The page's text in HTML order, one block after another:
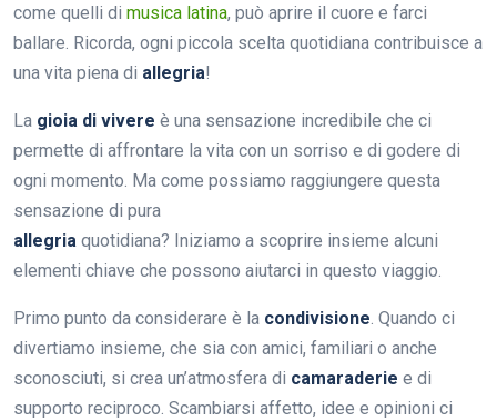
come quelli di musica latina, può aprire il cuore e farci
ballare. Ricorda, ogni piccola scelta quotidiana contribuisce a
una vita piena di allegria!
La gioia di vivere è una sensazione incredibile che ci
permette di affrontare la vita con un sorriso e di godere di
ogni momento. Ma come possiamo raggiungere questa
sensazione di pura
allegria quotidiana? Iniziamo a scoprire insieme alcuni
elementi chiave che possono aiutarci in questo viaggio.
Primo punto da considerare è la condivisione. Quando ci
divertiamo insieme, che sia con amici, familiari o anche
sconosciuti, si crea un’atmosfera di camaraderie e di
supporto reciproco. Scambiarsi affetto, idee e opinioni ci